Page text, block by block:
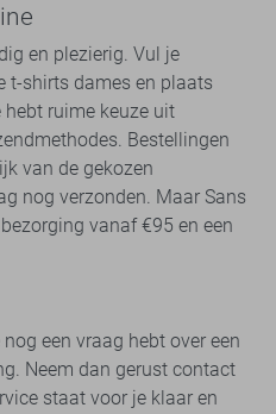
en plezierig. Vul je
t-shirts dames en plaats
ruime keuze uit
Bestellingen
van de gekozen
nog verzonden. Maar Sans
vanaf €95 en een
een vraag hebt over een
Neem dan gerust contact
staat voor je klaar en